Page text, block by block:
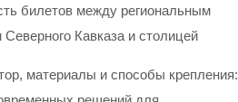
билетов между региональным
Северного Кавказа и столицей
материалы и способы крепления: